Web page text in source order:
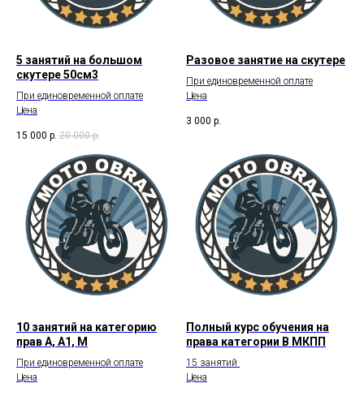
5 занятий на большом
скутере 50см3
При единовременной оплате
Цена
15 000 р. 20 000 р.
Разовое занятие на скутере
При единовременной оплате
Цена
3 000 р.
10 занятий на категорию
прав А, А1, М
При единовременной оплате
Цена
Полный курс обучения на
права категории В МКПП
15 занятий
Цена